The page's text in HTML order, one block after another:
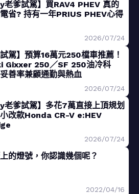
老爹試駕】買RAV4 PHEV 真的
省? 持有一年PRIUS PHEV心得
2026/07/24
試駕】預算16萬元250檔車推薦！
Gixxer 250／SF 250油冷科
善率兼顧通勤與熱血
2026/07/24
老爹試駕】多花7萬直接上頂規划
改款Honda CR-V e:HEV
2026/07/24
的燈號，你認識幾個呢？
2022/04/16